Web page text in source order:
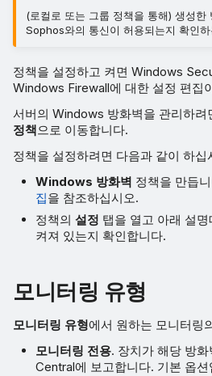
(로컬로 또는 그룹 정책을 통해) 생성한
Sophos와의 통신이 허용되는지 확인
정책을 설정하고 켜면 Windows
Windows Firewall에 대한 설정 편집
서버의 Windows 방화벽을 관리하려
정책으로 이동합니다.
정책을 설정하려면 다음과 같이 하십
Windows 방화벽 정책을 만듭
집을 참조하십시오.
정책의설정 탭을 열고 아래 설
켜져 있는지 확인합니다.
모니터링 유형
모니터링 유형에서 원하는 모니터링
모니터링 전용. 장치가 해당 방
Central에 보고합니다. 기본 옵션